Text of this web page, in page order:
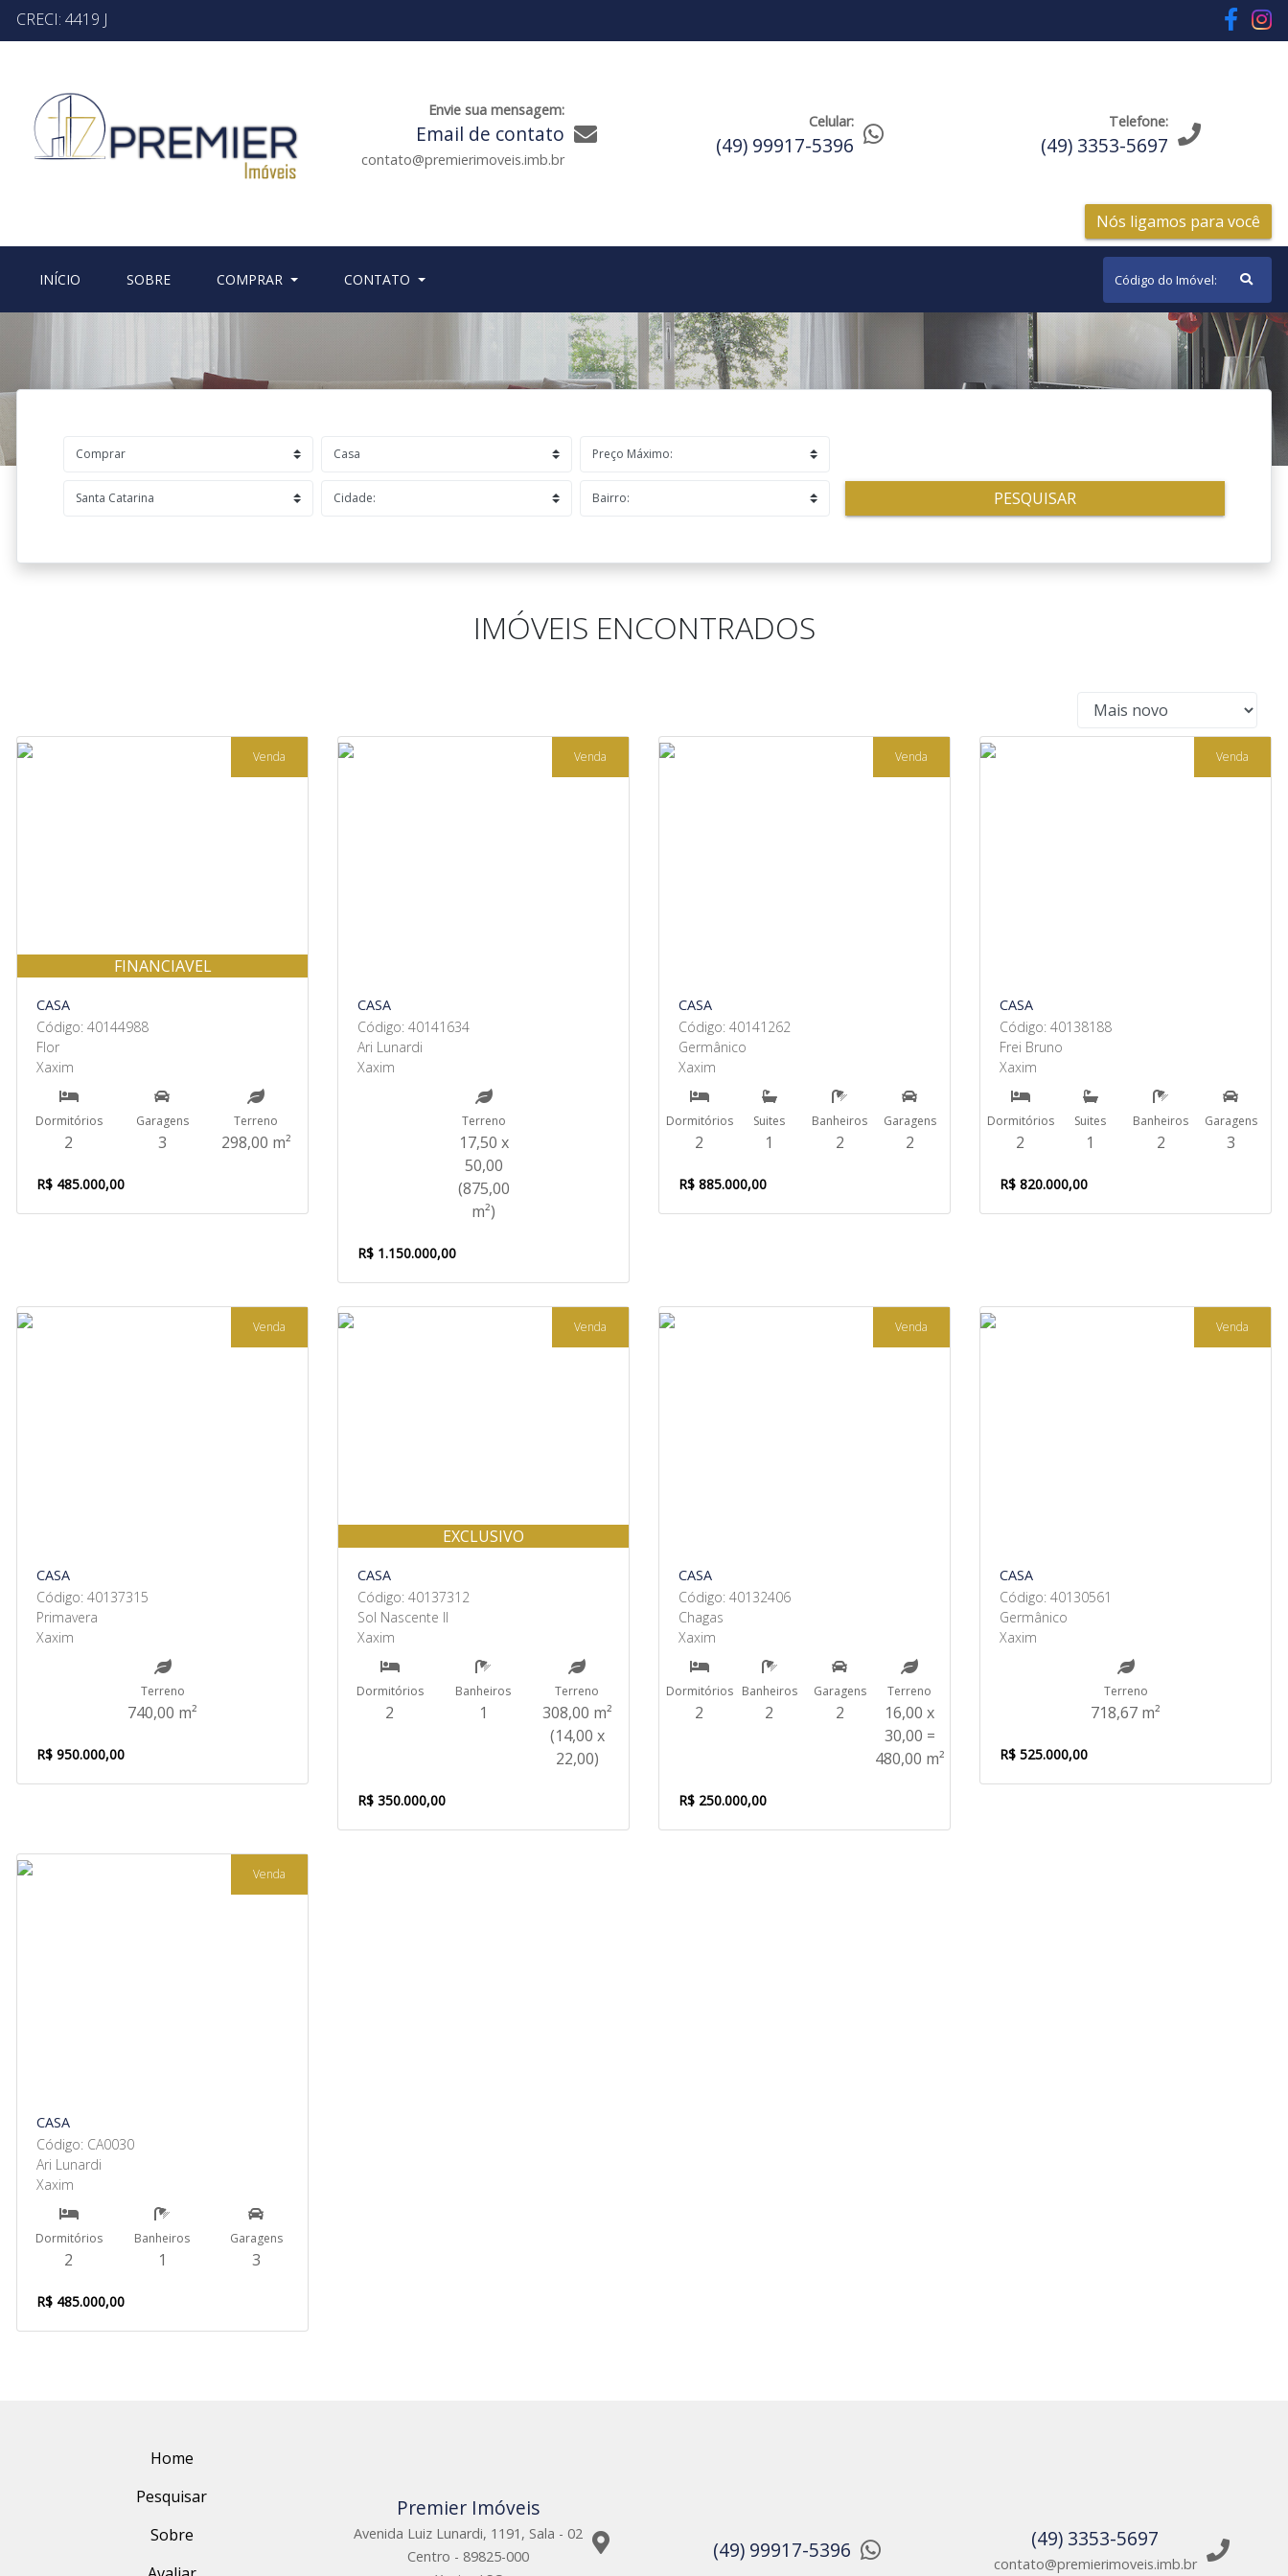
CRECI: 4419 J
Envie sua mensagem:
Email de contato
contato@premierimoveis.imb.br
Celular:
(49) 99917-5396
Telefone:
(49) 3353-5697
Nós ligamos para você
INÍCIO (CURRENT)SOBRE(CURRENT)COMPRAR CONTATO
PESQUISAR
IMÓVEIS ENCONTRADOS
Venda
FINANCIAVEL
CASA
Código: 40144988
Flor
Xaxim
Dormitórios
2
Garagens
3
Terreno
298,00 m²
R$ 485.000,00
Venda
CASA
Código: 40141634
Ari Lunardi
Xaxim
Terreno
17,50 x
50,00
(875,00
m²)
R$ 1.150.000,00
Venda
CASA
Código: 40141262
Germânico
Xaxim
Dormitórios
2
Suites
1
Banheiros
2
Garagens
2
R$ 885.000,00
Venda
CASA
Código: 40138188
Frei Bruno
Xaxim
Dormitórios
2
Suites
1
Banheiros
2
Garagens
3
R$ 820.000,00
Venda
CASA
Código: 40137315
Primavera
Xaxim
Terreno
740,00 m²
R$ 950.000,00
Venda
EXCLUSIVO
CASA
Código: 40137312
Sol Nascente II
Xaxim
Dormitórios
2
Banheiros
1
Terreno
308,00 m²
(14,00 x
22,00)
R$ 350.000,00
Venda
CASA
Código: 40132406
Chagas
Xaxim
Dormitórios
2
Banheiros
2
Garagens
2
Terreno
16,00 x
30,00 =
480,00 m²
R$ 250.000,00
Venda
CASA
Código: 40130561
Germânico
Xaxim
Terreno
718,67 m²
R$ 525.000,00
Venda
CASA
Código: CA0030
Ari Lunardi
Xaxim
Dormitórios
2
Banheiros
1
Garagens
3
R$ 485.000,00
Home
Pesquisar
Sobre
Premier Imóveis
Avenida Luiz Lunardi, 1191, Sala - 02
Centro - 89825-000
(49) 99917-5396 (49) 3353-5697
contato@premierimoveis.imb.br